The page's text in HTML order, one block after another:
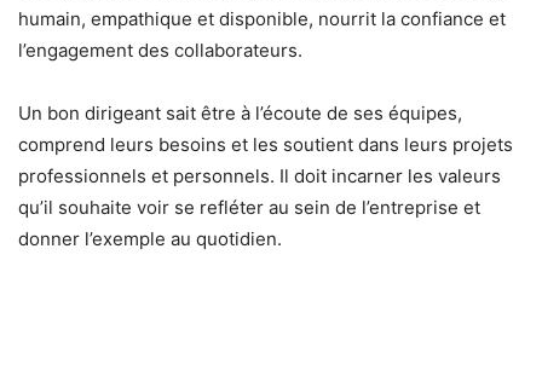
humain, empathique et disponible, nourrit la confiance et
l’engagement des collaborateurs.
Un bon dirigeant sait être à l’écoute de ses équipes,
comprend leurs besoins et les soutient dans leurs projets
professionnels et personnels. Il doit incarner les valeurs
qu’il souhaite voir se refléter au sein de l’entreprise et
donner l’exemple au quotidien.